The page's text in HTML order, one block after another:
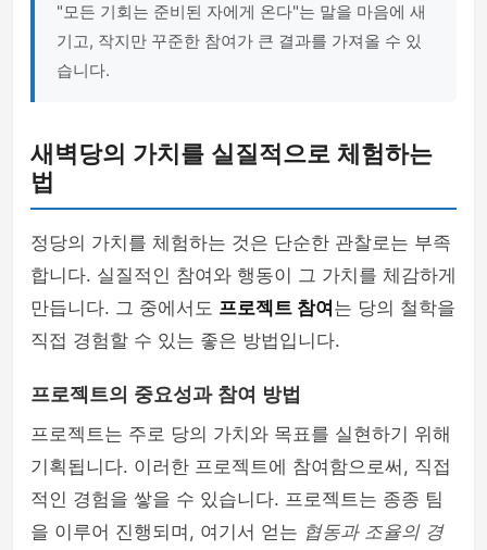
"모든 기회는 준비된 자에게 온다"는 말을 마음에 새
기고, 작지만 꾸준한 참여가 큰 결과를 가져올 수 있
습니다.
새벽당의 가치를 실질적으로 체험하는
법
정당의 가치를 체험하는 것은 단순한 관찰로는 부족
합니다. 실질적인 참여와 행동이 그 가치를 체감하게
만듭니다. 그 중에서도 프로젝트 참여 는 당의 철학을
직접 경험할 수 있는 좋은 방법입니다.
프로젝트의 중요성과 참여 방법
프로젝트는 주로 당의 가치와 목표를 실현하기 위해
기획됩니다. 이러한 프로젝트에 참여함으로써, 직접
적인 경험을 쌓을 수 있습니다. 프로젝트는 종종 팀
을 이루어 진행되며, 여기서 얻는 협동과 조율의 경